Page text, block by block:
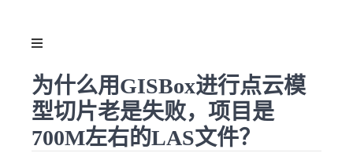
为什么用GISBox进行点云模
型切片老是失败，项目是
700M左右的LAS文件？